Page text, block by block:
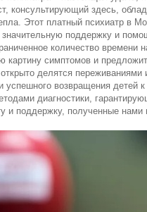
консультирующий здесь,
Этот платный психиатр в
значительную поддержку и
количество времени
картину симптомов и
делятся
успешного возвращения детей
диагностики,
и поддержку, полученные нами